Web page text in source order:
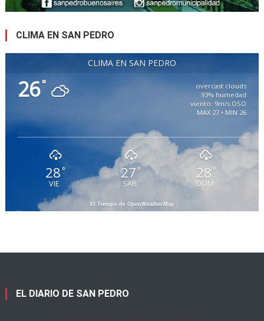
CLIMA EN SAN PEDRO
CLIMA EN SAN PEDRO
26°
overcast clouds
93% humedad
viento: 9m/s OSO
MAX 27 • MIN 26
28°
VIE
27 °
SAB
28 °
DOM
El Tiempo de OpenWeatherMap
EL DIARIO DE SAN PEDRO